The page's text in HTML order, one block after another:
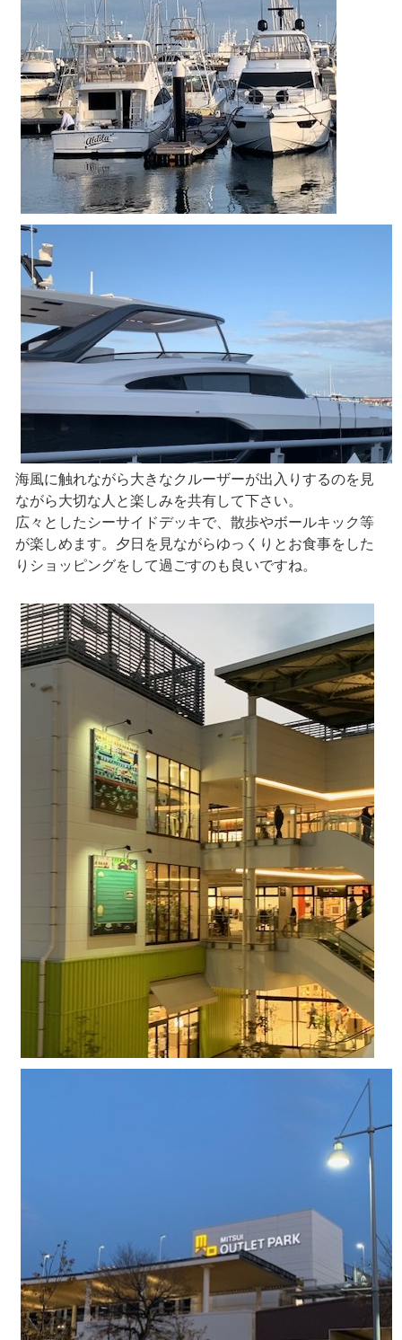
海風に触れながら大きなクルーザーが出入りするのを見
ながら大切な人と楽しみを共有して下さい。
広々としたシーサイドデッキで、散歩やボールキック等
が楽しめます。夕日を見ながらゆっくりとお食事をした
りショッピングをして過ごすのも良いですね。